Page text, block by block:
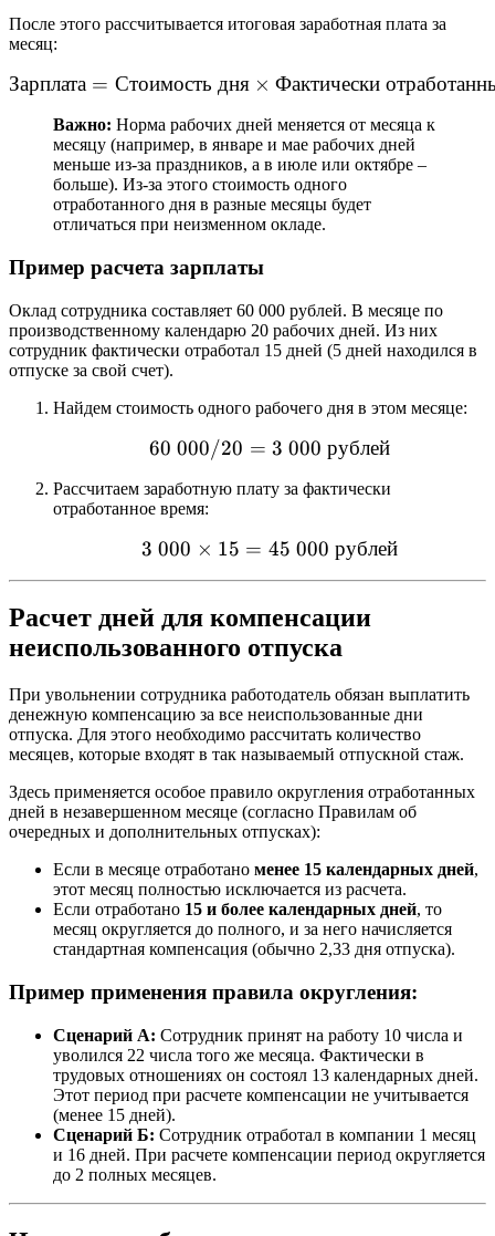
После этого рассчитывается итоговая заработная плата за
месяц:
\text{Зарплата} =
Зарплата = Стоимость дня × Фактически
Важно: Норма рабочих дней меняется от месяца к
месяцу (например, в январе и мае рабочих дней
меньше из-за праздников, а в июле или октябре –
больше). Из-за этого стоимость одного
отработанного дня в разные месяцы будет
отличаться при неизменном окладе.
Пример расчета зарплаты
Оклад сотрудника составляет 60 000 рублей. В месяце по
производственному календарю 20 рабочих дней. Из них
сотрудник фактически отработал 15 дней (5 дней находился в
отпуске за свой счет).
Найдем стоимость одного рабочего дня в этом месяце:
60\ 000 / 20 = 3\ 000
60 000/20 = 3 000 рублей
Рассчитаем заработную плату за фактически
отработанное время:
3\ 000 \times 15 = 45\
3 000 × 15 = 45 000 рублей
Расчет дней для компенсации
неиспользованного отпуска
При увольнении сотрудника работодатель обязан выплатить
денежную компенсацию за все неиспользованные дни
отпуска. Для этого необходимо рассчитать количество
месяцев, которые входят в так называемый отпускной стаж.
Здесь применяется особое правило округления отработанных
дней в незавершенном месяце (согласно Правилам об
очередных и дополнительных отпусках):
Если в месяце отработано менее 15 календарных дней,
этот месяц полностью исключается из расчета.
Если отработано 15 и более календарных дней, то
месяц округляется до полного, и за него начисляется
стандартная компенсация (обычно 2,33 дня отпуска).
Пример применения правила округления:
Сценарий А: Сотрудник принят на работу 10 числа и
уволился 22 числа того же месяца. Фактически в
трудовых отношениях он состоял 13 календарных дней.
Этот период при расчете компенсации не учитывается
(менее 15 дней).
Сценарий Б: Сотрудник отработал в компании 1 месяц
и 16 дней. При расчете компенсации период округляется
до 2 полных месяцев.